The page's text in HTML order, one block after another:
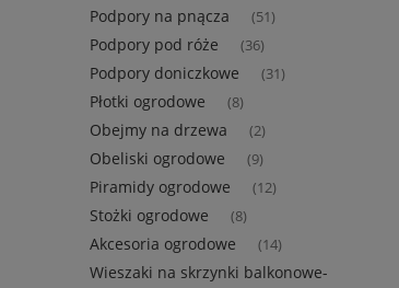
Podpory na pnącza (51)
Podpory pod róże (36)
Podpory doniczkowe (31)
Płotki ogrodowe (8)
Obejmy na drzewa (2)
Obeliski ogrodowe (9)
Piramidy ogrodowe (12)
Stożki ogrodowe (8)
Akcesoria ogrodowe (14)
Wieszaki na skrzynki balkonowe-